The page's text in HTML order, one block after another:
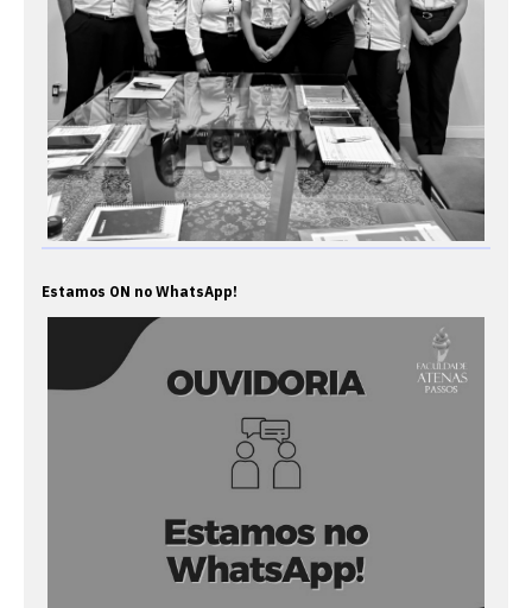
Estamos ON no WhatsApp!